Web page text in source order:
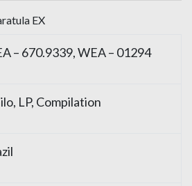
EX
– 670.9339, WEA – 01294
LP, Compilation